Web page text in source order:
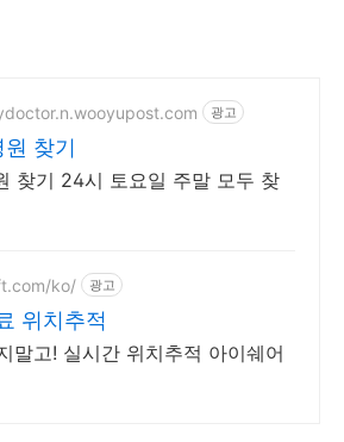
광고
찾기
찾기 24시 토요일 주말 모두 찾
ko/ 광고
위치추적
말고! 실시간 위치추적 아이쉐어